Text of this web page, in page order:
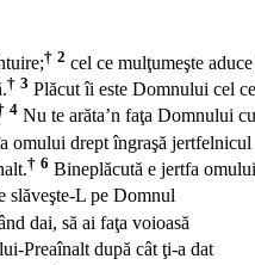
† 2 cel ce mulţumeşte
† 3 Plăcut îi este Domnului cel
4 Nu te arăta’n faţa Domnului
omului drept îngraşă jertfelnicul
† 6 Bineplăcută e jertfa
slăveşte-L pe Domnul
dai, să ai faţa voioasă
Preaînalt după cât ţi-a dat